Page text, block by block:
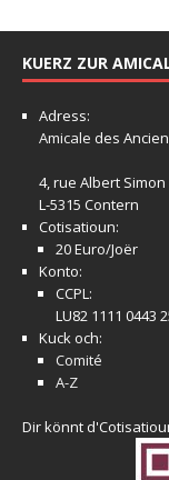
KUERZ ZUR
Adress:
Amicale des
4, rue Albert Simon
L-5315 Contern
Cotisatioun:
20 Euro/Joër
Konto:
CCPL:
LU82 1111 0443
Kuck och:
Comité
A-Z
Dir könnt